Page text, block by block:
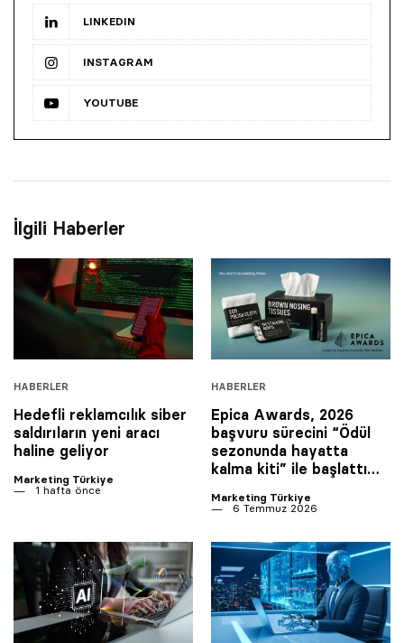
LINKEDIN
INSTAGRAM
YOUTUBE
İlgili Haberler
HABERLER
Hedefli reklamcılık siber
saldırıların yeni aracı
haline geliyor
Marketing Türkiye
1 hafta önce
HABERLER
Epica Awards, 2026
başvuru sürecini “Ödül
sezonunda hayatta
kalma kiti” ile başlattı…
Marketing Türkiye
6 Temmuz 2026